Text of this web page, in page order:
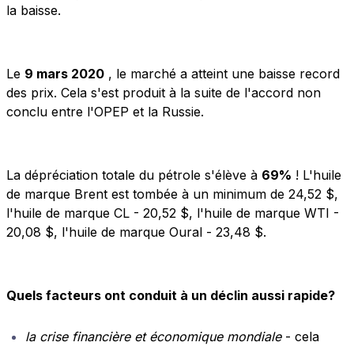
la baisse.
Le 9 mars 2020 , le marché a atteint une baisse record
des prix. Cela s'est produit à la suite de l'accord non
conclu entre l'OPEP et la Russie.
La dépréciation totale du pétrole s'élève à 69% ! L'huile
de marque Brent est tombée à un minimum de 24,52 $,
l'huile de marque CL - 20,52 $, l'huile de marque WTI -
20,08 $, l'huile de marque Oural - 23,48 $.
Quels facteurs ont conduit à un déclin aussi rapide?
la crise financière et économique mondiale - cela